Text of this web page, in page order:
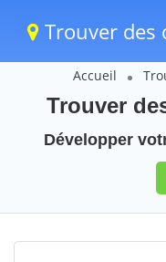
Trouver des
Accueil
Trouver
Développer